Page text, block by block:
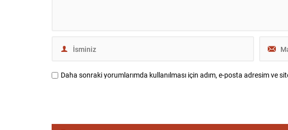
Daha sonraki yorumlarımda kullanılması için adım, e-posta adresim ve